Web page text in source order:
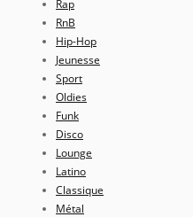
Rap
RnB
Hip-Hop
Jeunesse
Sport
Oldies
Funk
Disco
Lounge
Latino
Classique
Métal